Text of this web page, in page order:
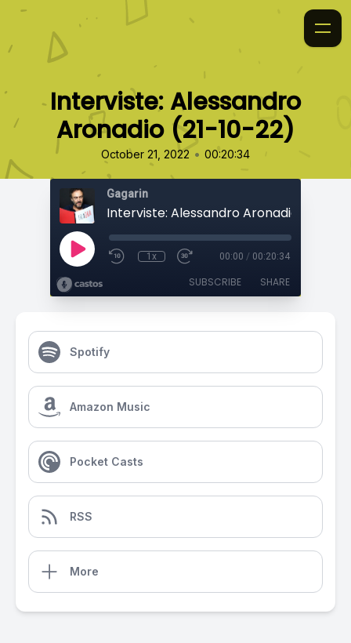
Interviste: Alessandro
Aronadio (21-10-22)
October 21, 2022 • 00:20:34
Gagarin
Interviste: Alessandro Aronadio (21-10-
1x 00:00 / 00:20:34
SUBSCRIBE SHARE
Spotify
Amazon Music
Pocket Casts
RSS
More